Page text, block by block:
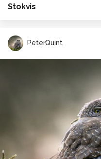
Stokvis
PeterQuint